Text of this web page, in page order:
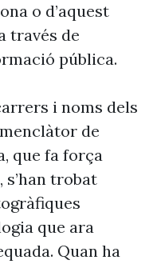
o d’aquest
través de
pública.
i noms dels
de
que fa força
s’han trobat
que ara
Quan ha